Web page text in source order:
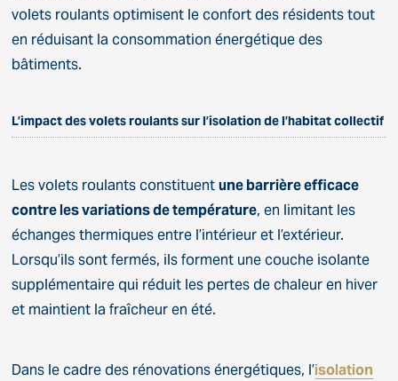
volets roulants optimisent le confort des résidents tout
en réduisant la consommation énergétique des
bâtiments.
L’impact des volets roulants sur l’isolation de l’habitat collectif
Les volets roulants constituentune barrière efficace
contre les variations de température, en limitant les
échanges thermiques entre l’intérieur et l’extérieur.
Lorsqu’ils sont fermés, ils forment une couche isolante
supplémentaire qui réduit les pertes de chaleur en hiver
et maintient la fraîcheur en été.
Dans le cadre des rénovations énergétiques, l’isolation